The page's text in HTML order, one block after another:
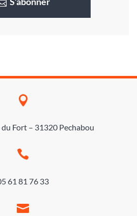

Fort – 31320 Pechabou

61 81 76 33
